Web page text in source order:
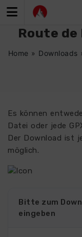
Inhalt
Route de
Home » Downloads
Es können
Datei oder jede
Der Download ist
möglich.
Bitte zum
eingeben